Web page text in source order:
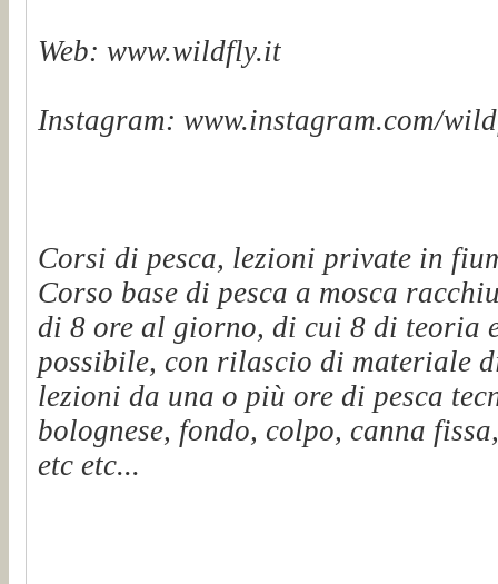
Web: www.wildfly.it
Instagram: www.instagram.com/
Corsi di pesca, lezioni private in
Corso base di pesca a mosca
di 8 ore al giorno, di cui 8 di teoria
possibile, con rilascio di materiale
lezioni da una o più ore di pesca
bolognese, fondo, colpo, canna
etc etc...